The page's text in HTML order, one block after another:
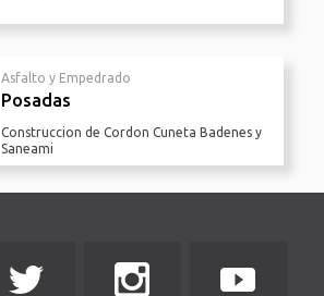
Asfalto y Empedrado
Posadas
Construccion de Cordon Cuneta Badenes y
Saneami